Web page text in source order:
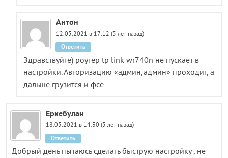
Антон
12.05.2021 в 17:12 (5 лет назад)
Здравствуйте) роутер tp link wr740n не пускает в
настройки. Авторизацию «админ,админ» проходит, а
дальше грузится и фсе.
Ответить
Еркебулан
18.05.2021 в 14:30 (5 лет назад)
Добрый день пытаюсь сделать быструю настройку , не
Ответить